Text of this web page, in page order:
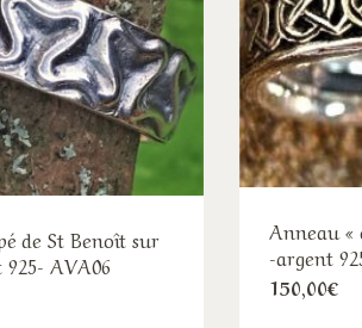
de St Benoît sur
AVA06
Anneau «
-argent
150,00€